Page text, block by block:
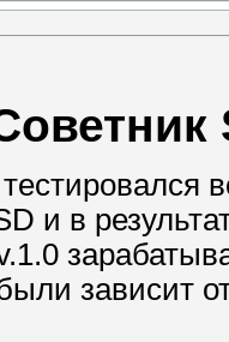
и в
зависит